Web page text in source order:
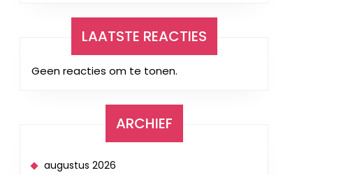
LAATSTE REACTIES
Geen reacties om te tonen.
ARCHIEF
augustus 2026